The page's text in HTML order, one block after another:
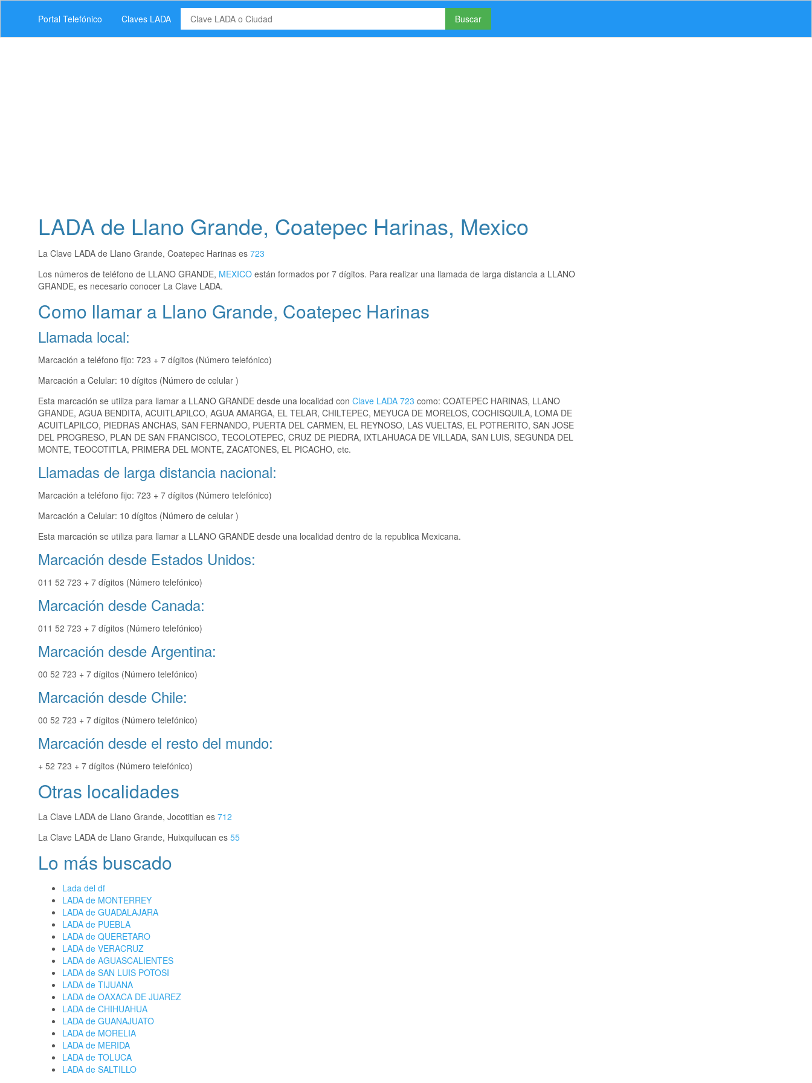
Portal Telefónico Claves LADA Buscar
LADA de Llano Grande, Coatepec Harinas, Mexico
La Clave LADA de Llano Grande, Coatepec Harinas es 723
Los números de teléfono de LLANO GRANDE, MEXICO están formados por 7 dígitos. Para realizar una llamada de larga distancia a LLANO
GRANDE, es necesario conocer La Clave LADA.
Como llamar a Llano Grande, Coatepec Harinas
Llamada local:
Marcación a teléfono fijo: 723 + 7 dígitos (Número telefónico)
Marcación a Celular: 10 dígitos (Número de celular )
Esta marcación se utiliza para llamar a LLANO GRANDE desde una localidad con Clave LADA 723 como: COATEPEC HARINAS, LLANO
GRANDE, AGUA BENDITA, ACUITLAPILCO, AGUA AMARGA, EL TELAR, CHILTEPEC, MEYUCA DE MORELOS, COCHISQUILA, LOMA DE
ACUITLAPILCO, PIEDRAS ANCHAS, SAN FERNANDO, PUERTA DEL CARMEN, EL REYNOSO, LAS VUELTAS, EL POTRERITO, SAN JOSE
DEL PROGRESO, PLAN DE SAN FRANCISCO, TECOLOTEPEC, CRUZ DE PIEDRA, IXTLAHUACA DE VILLADA, SAN LUIS, SEGUNDA DEL
MONTE, TEOCOTITLA, PRIMERA DEL MONTE, ZACATONES, EL PICACHO, etc.
Llamadas de larga distancia nacional:
Marcación a teléfono fijo: 723 + 7 dígitos (Número telefónico)
Marcación a Celular: 10 dígitos (Número de celular )
Esta marcación se utiliza para llamar a LLANO GRANDE desde una localidad dentro de la republica Mexicana.
Marcación desde Estados Unidos:
011 52 723 + 7 dígitos (Número telefónico)
Marcación desde Canada:
011 52 723 + 7 dígitos (Número telefónico)
Marcación desde Argentina:
00 52 723 + 7 dígitos (Número telefónico)
Marcación desde Chile:
00 52 723 + 7 dígitos (Número telefónico)
Marcación desde el resto del mundo:
+ 52 723 + 7 dígitos (Número telefónico)
Otras localidades
La Clave LADA de Llano Grande, Jocotitlan es 712
La Clave LADA de Llano Grande, Huixquilucan es 55
Lo más buscado
Lada del df
LADA de MONTERREY
LADA de GUADALAJARA
LADA de PUEBLA
LADA de QUERETARO
LADA de VERACRUZ
LADA de AGUASCALIENTES
LADA de SAN LUIS POTOSI
LADA de TIJUANA
LADA de OAXACA DE JUAREZ
LADA de CHIHUAHUA
LADA de GUANAJUATO
LADA de MORELIA
LADA de MERIDA
LADA de TOLUCA
LADA de SALTILLO